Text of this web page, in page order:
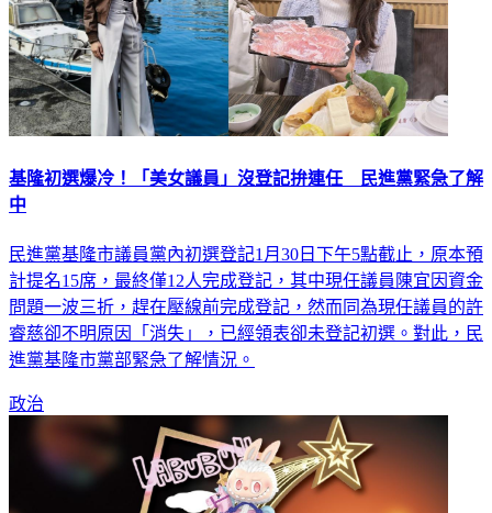
基隆初選爆冷！「美女議員」沒登記拚連任 民進黨緊急了解
中
民進黨基隆市議員黨內初選登記1月30日下午5點截止，原本預
計提名15席，最終僅12人完成登記，其中現任議員陳宜因資金
問題一波三折，趕在壓線前完成登記，然而同為現任議員的許
睿慈卻不明原因「消失」，已經領表卻未登記初選。對此，民
進黨基隆市黨部緊急了解情況。
政治